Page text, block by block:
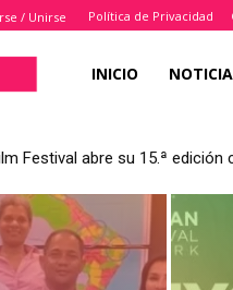
/ Unirse Política de Privacidad
INICIO
Festival abre su 15.ª